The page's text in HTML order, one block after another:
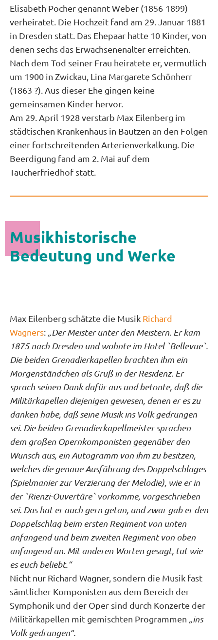
Elisabeth Pocher genannt Weber (1856-1899)
verheiratet. Die Hochzeit fand am 29. Januar 1881
in Dresden statt. Das Ehepaar hatte 10 Kinder, von
denen sechs das Erwachsenenalter erreichten.
Nach dem Tod seiner Frau heiratete er, vermutlich
um 1900 in Zwickau, Lina Margarete Schönherr
(1863-?). Aus dieser Ehe gingen keine
gemeinsamen Kinder hervor.
Am 29. April 1928 verstarb Max Eilenberg im
städtischen Krankenhaus in Bautzen an den Folgen
einer fortschreitenden Arterienverkalkung. Die
Beerdigung fand am 2. Mai auf dem
Taucherfriedhof statt.
Musikhistorische
Bedeutung und Werke
Max Eilenberg schätzte die Musik Richard
Wagners: „Der Meister unter den Meistern. Er kam
1875 nach Dresden und wohnte im Hotel `Bellevue`.
Die beiden Grenadierkapellen brachten ihm ein
Morgenständchen als Gruß in der Residenz. Er
sprach seinen Dank dafür aus und betonte, daß die
Militärkapellen diejenigen gewesen, denen er es zu
danken habe, daß seine Musik ins Volk gedrungen
sei. Die beiden Grenadierkapellmeister sprachen
dem großen Opernkomponisten gegenüber den
Wunsch aus, ein Autogramm von ihm zu besitzen,
welches die genaue Ausführung des Doppelschlages
(Spielmanier zur Verzierung der Melodie), wie er in
der `Rienzi-Ouvertüre` vorkomme, vorgeschrieben
sei. Das hat er auch gern getan, und zwar gab er den
Doppelschlag beim ersten Regiment von unten
anfangend und beim zweiten Regiment von oben
anfangend an. Mit anderen Worten gesagt, tut wie
es euch beliebt.“
Nicht nur Richard Wagner, sondern die Musik fast
sämtlicher Komponisten aus dem Bereich der
Symphonik und der Oper sind durch Konzerte der
Militärkapellen mit gemischten Programmen „ins
Volk gedrungen“.